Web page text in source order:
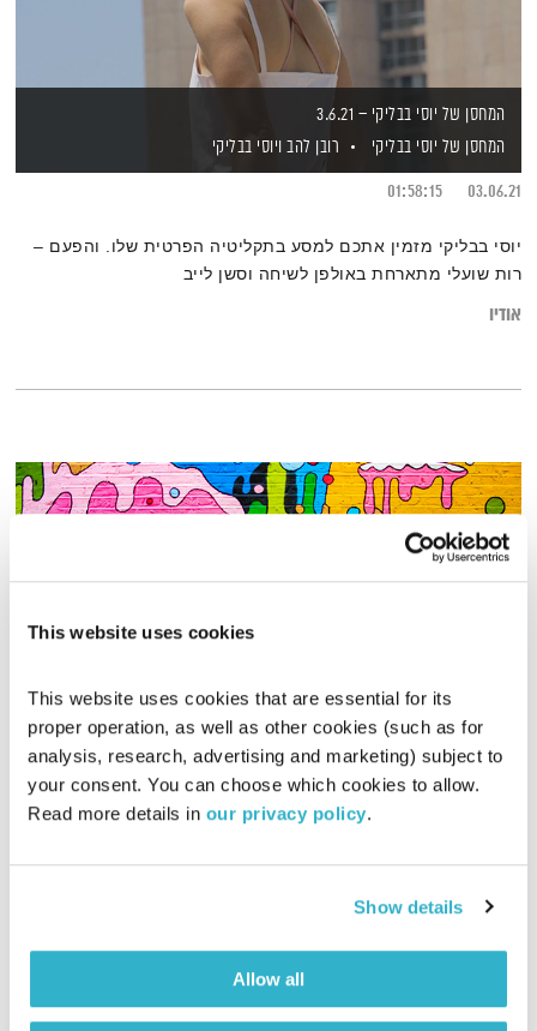
This website uses cookies
This website uses cookies that are essential for its
proper operation, as well as other cookies (such as for
analysis, research, advertising and marketing) subject to
your consent. You can choose which cookies to allow.
Read more details in our privacy policy.
Show details
Allow all
המחסן של יוסי בבליקי – 3.6.21
המחסן של יוסי בבליקי
רובן להב ויוסי בבליקי
03.06.21
01:58:15
יוסי בבליקי מזמין אתכם למסע בתקליטיה הפרטית שלו. והפעם –
רות שועלי מתארחת באולפן לשיחה וסשן לייב
אודיו
פה זה טוב – 9.7.23
פה זה טוב
לירון תאני
לירון תאני פותח שבוע, פה זה טוב של יום ראשון
אודיו